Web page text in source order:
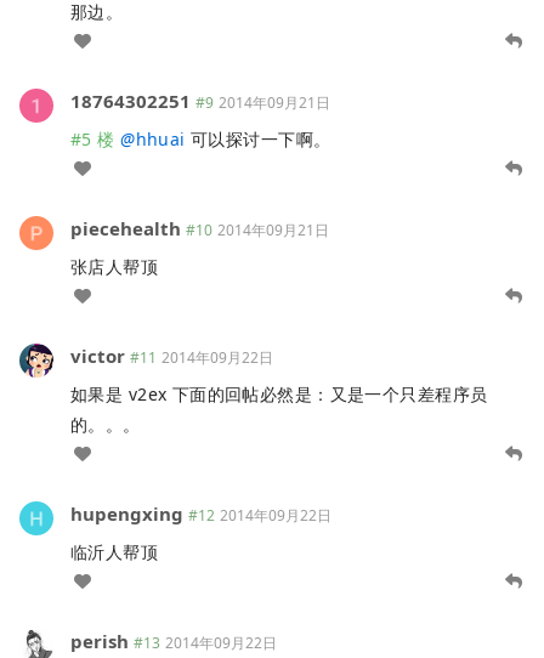
那边。
18764302251 #9 2014年09月21日
#5 楼 @hhuai 可以探讨一下啊。
piecehealth #10 2014年09月21日
张店人帮顶
victor #11 2014年09月22日
如果是 v2ex 下面的回帖必然是：又是一个只差程序员
的。。。
hupengxing #12 2014年09月22日
临沂人帮顶
perish #13 2014年09月22日